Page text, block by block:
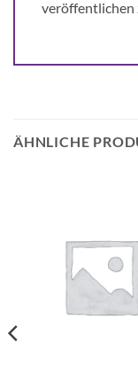
veröffentlichen
ÄHNLICHE